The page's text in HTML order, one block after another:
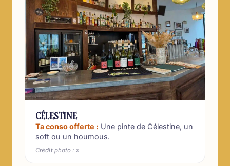
CÉLESTINE
Ta conso offerte : Une pinte de Célestine, un
soft ou un houmous.
Crédit photo : x